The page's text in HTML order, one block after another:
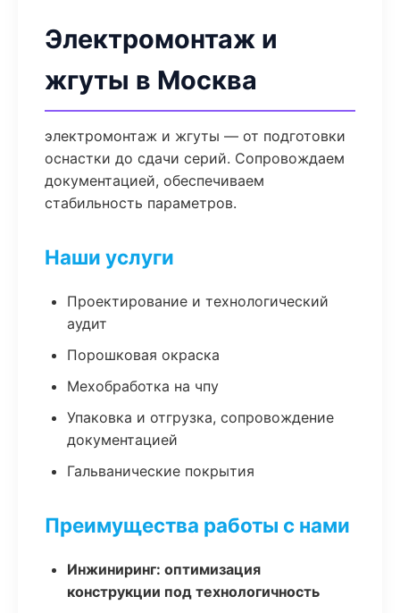
Электромонтаж и
жгуты в Москва
электромонтаж и жгуты — от подготовки
оснастки до сдачи серий. Сопровождаем
документацией, обеспечиваем
стабильность параметров.
Наши услуги
Проектирование и технологический
аудит
Порошковая окраска
Мехобработка на чпу
Упаковка и отгрузка, сопровождение
документацией
Гальванические покрытия
Преимущества работы с нами
Инжиниринг: оптимизация
конструкции под технологичность